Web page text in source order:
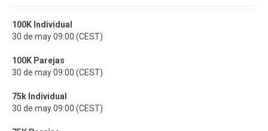
100K Individual
30 de may 09:00 (CEST)
100K Parejas
30 de may 09:00 (CEST)
75k Individual
30 de may 09:00 (CEST)